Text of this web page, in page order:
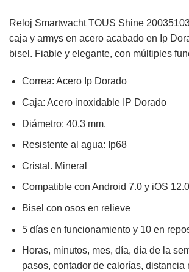
Reloj SmartwachtTOUS Shine
caja y armys en acero acabado en Ip
bisel. Fiable y elegante, con múltiples
Correa: Acero Ip Dorado
Caja: Acero inoxidable IP Dorado
Diámetro: 40,3 mm.
Resistente al agua: Ip68
Cristal. Mineral
Compatible con Android 7.0 y iOS
Bisel con osos en relieve
5 días en funcionamiento y 10 en
Horas, minutos, mes, día, día de la
pasos, contador de calorías, distancia